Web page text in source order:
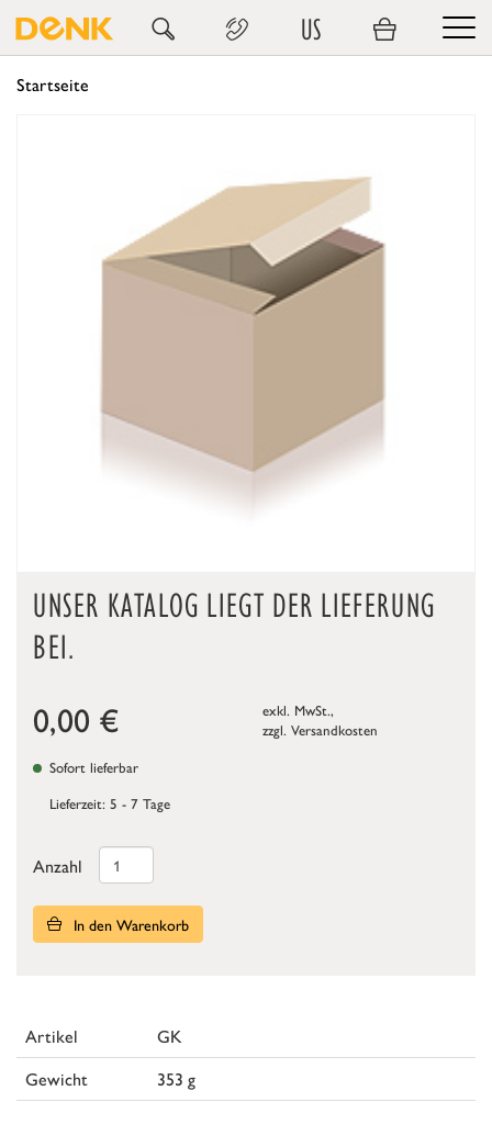
US
Startseite
UNSER KATALOG LIEGT DER LIEFERUNG
BEI.
0,00 €
exkl. MwSt.,
zzgl. Versandkosten
Sofort lieferbar
Lieferzeit: 5 - 7 Tage
Anzahl
In den Warenkorb
Artikel
GK
Gewicht
353 g